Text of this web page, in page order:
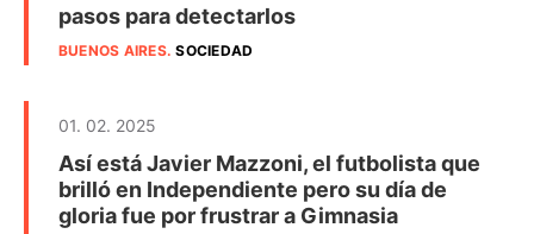
pasos para detectarlos
BUENOS AIRES.SOCIEDAD
01. 02. 2025
Así está Javier Mazzoni, el futbolista que
brilló en Independiente pero su día de
gloria fue por frustrar a Gimnasia